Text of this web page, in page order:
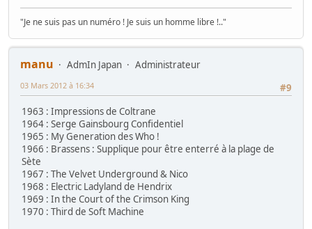
"Je ne suis pas un numéro ! Je suis un homme libre !.."
manu AdmIn Japan
Administrateur
#9
03 Mars 2012 à 16:34
1963 : Impressions de Coltrane
1964 : Serge Gainsbourg Confidentiel
1965 : My Generation des Who !
1966 : Brassens : Supplique pour être enterré à la plage de
Sète
1967 : The Velvet Underground & Nico
1968 : Electric Ladyland de Hendrix
1969 : In the Court of the Crimson King
1970 : Third de Soft Machine